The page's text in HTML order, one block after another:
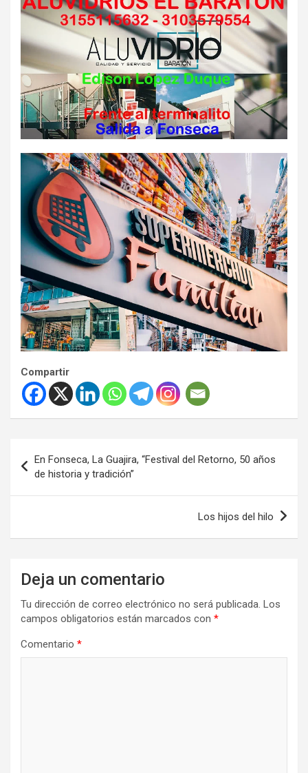
Compartir
de
entradas
En Fonseca, La Guajira, “Festival del Retorno, 50 años
de historia y tradición”
Los hijos del hilo
Deja un comentario
Tu dirección de correo electrónico no será publicada. Los
campos obligatorios están marcados con *
Comentario *